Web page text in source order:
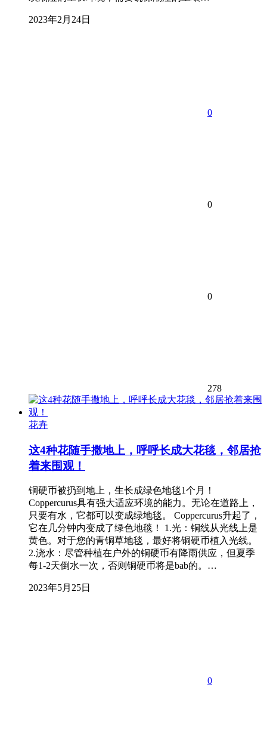
2023年2月24日
0
0
0
278
花卉
这4种花随手撒地上，呼呼长成大花毯，邻居抢
着来围观！
铜硬币被扔到地上，生长成绿色地毯1个月！
Coppercurus具有强大适应环境的能力。无论在道路上，
只要有水，它都可以变成绿地毯。 Coppercurus升起了，
它在几分钟内变成了绿色地毯！ 1.光：铜线从光线上是
黄色。对于您的青铜草地毯，最好将铜硬币植入光线。
2.浇水：尽管种植在户外的铜硬币有降雨供应，但夏季
每1-2天倒水一次，否则铜硬币将是bab的。…
2023年5月25日
0